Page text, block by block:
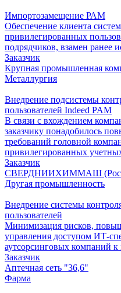
Импортозамещение РАМ
Обеспечение клиента
привилегированных
подрядчиков, взамен ранее
Заказчик
Крупная промышленная
Металлургия
Внедрение подсистемы
пользователей Indeed PAM
В связи с вхождением
заказчику понадобилось
требований головной
привилегированных
Заказчик
СВЕРДНИИХИММАШ
Другая промышленность
Внедрение системы
пользователей
Минимизация рисков,
управления доступом ИТ-
аутсорсинговых компаний
Заказчик
Аптечная сеть "36,6"
Фарма